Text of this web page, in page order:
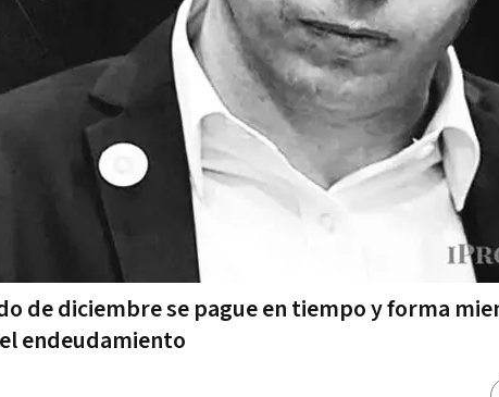
de diciembre se pague en tiempo y forma
endeudamiento